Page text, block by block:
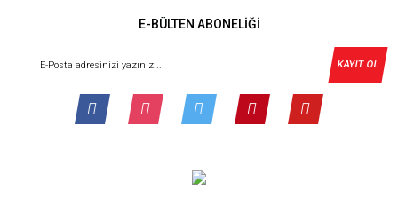
E-BÜLTEN ABONELİĞİ
KAYIT OL